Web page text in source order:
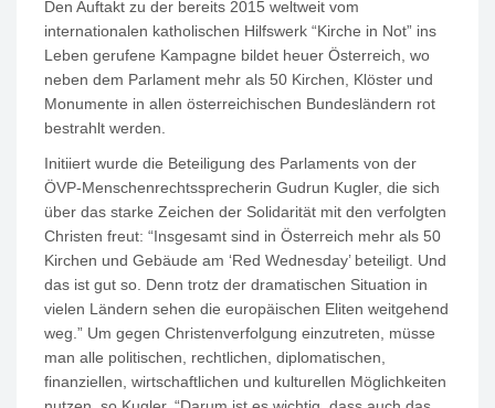
Den Auftakt zu der bereits 2015 weltweit vom
internationalen katholischen Hilfswerk “Kirche in Not” ins
Leben gerufene Kampagne bildet heuer Österreich, wo
neben dem Parlament mehr als 50 Kirchen, Klöster und
Monumente in allen österreichischen Bundesländern rot
bestrahlt werden.
Initiiert wurde die Beteiligung des Parlaments von der
ÖVP-Menschenrechtssprecherin Gudrun Kugler, die sich
über das starke Zeichen der Solidarität mit den verfolgten
Christen freut: “Insgesamt sind in Österreich mehr als 50
Kirchen und Gebäude am ‘Red Wednesday’ beteiligt. Und
das ist gut so. Denn trotz der dramatischen Situation in
vielen Ländern sehen die europäischen Eliten weitgehend
weg.” Um gegen Christenverfolgung einzutreten, müsse
man alle politischen, rechtlichen, diplomatischen,
finanziellen, wirtschaftlichen und kulturellen Möglichkeiten